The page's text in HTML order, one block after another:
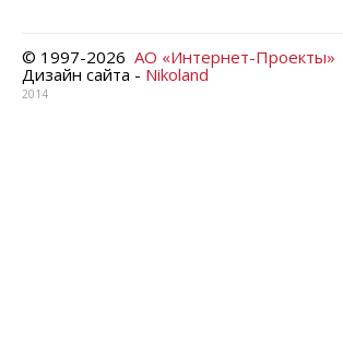
© 1997-2026 АО «Интернет-Проекты»
Дизайн сайта - Nikoland
2014